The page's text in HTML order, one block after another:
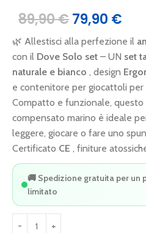
89,90€79,90 €
🌿 Allestisci alla perfezione il
con il Dove Solo set – UN set
naturale e bianco , design
e contenitore per giocattoli per
Compatto e funzionale, questo
compensato marino è ideale
leggere, giocare o fare uno
Certificato CE , finiture
🚚 Spedizione gratuita per un
limitato